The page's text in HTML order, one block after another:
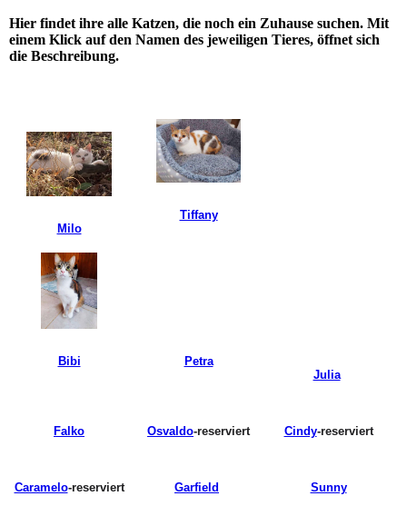
Hier findet ihre alle Katzen, die noch ein Zuhause suchen. Mit
einem Klick auf den Namen des jeweiligen Tieres, öffnet sich
die Beschreibung.
Milo
Tiffany
Bibi
Petra
Julia
Falko Osvaldo-reserviert Cindy-reserviert
Caramelo-reserviert Garfield Sunny